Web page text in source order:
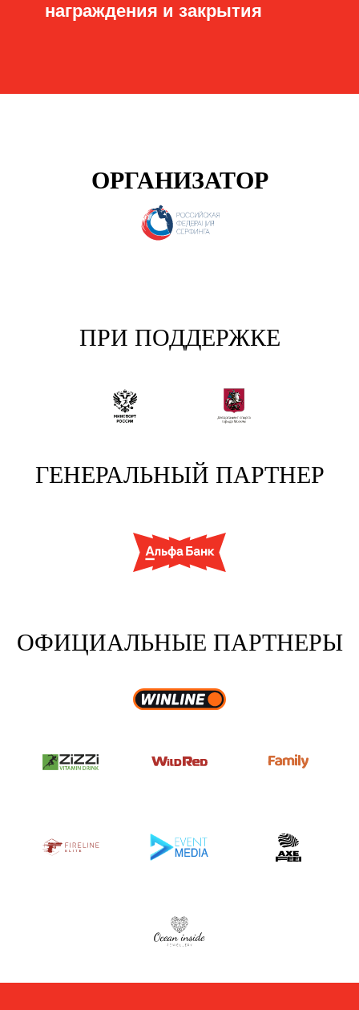
награждения и закрытия
ОРГАНИЗАТОР
ПРИ ПОДДЕРЖКЕ
ГЕНЕРАЛЬНЫЙ ПАРТНЕР
ОФИЦИАЛЬНЫЕ ПАРТНЕРЫ